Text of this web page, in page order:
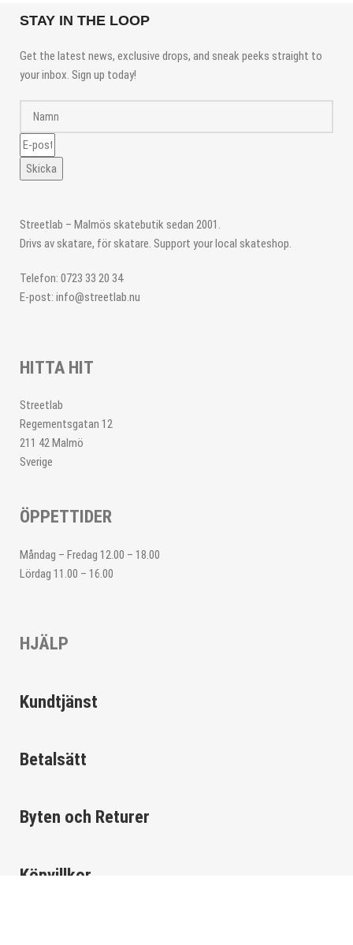
STAY IN THE LOOP
Get the latest news, exclusive drops, and sneak peeks straight to
your inbox. Sign up today!
Skicka
Streetlab – Malmös skatebutik sedan 2001.
Drivs av skatare, för skatare. Support your local skateshop.
Telefon: 0723 33 20 34
E-post: info@streetlab.nu
HITTA HIT
Streetlab
Regementsgatan 12
211 42 Malmö
Sverige
ÖPPETTIDER
Måndag – Fredag 12.00 – 18.00
Lördag 11.00 – 16.00
HJÄLP
Kundtjänst
Betalsätt
Byten och Returer
Köpvillkor